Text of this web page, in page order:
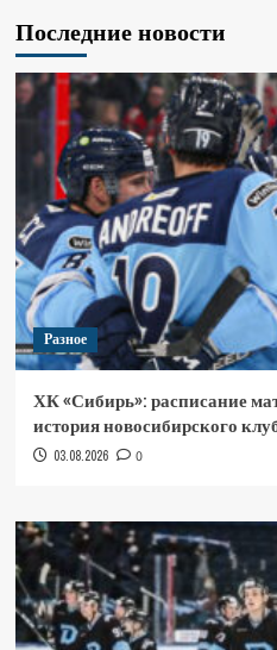
Последние новости
Разное
ХК «Сибирь»: расписание
история новосибирского
03.08.2026 0